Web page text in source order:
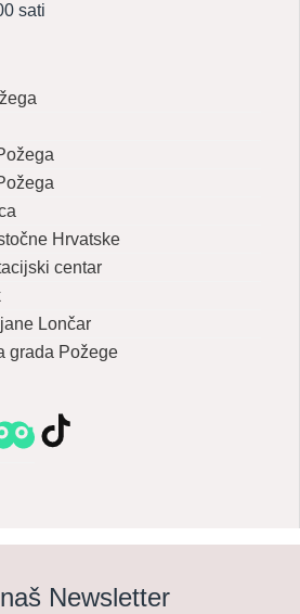
sati
Hrvatske
centar
Lončar
grada Požege
Tripadvisor
TikTok
Newsletter